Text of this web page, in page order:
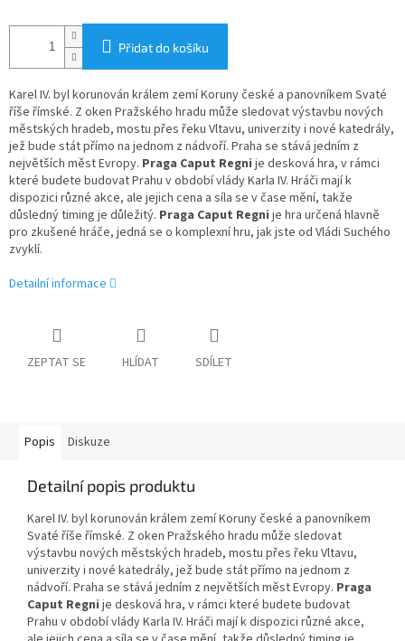
Přidat do košíku
Karel IV. byl korunován králem zemí Koruny české a panovníkem Svaté
říše římské. Z oken Pražského hradu může sledovat výstavbu nových
městských hradeb, mostu přes řeku Vltavu, univerzity i nové katedrály,
jež bude stát přímo na jednom z nádvoří. Praha se stává jedním z
největších měst Evropy. Praga Caput Regni je desková hra, v rámci
které budete budovat Prahu v období vlády Karla IV. Hráči mají k
dispozici různé akce, ale jejich cena a síla se v čase mění, takže
důsledný timing je důležitý. Praga Caput Regni je hra určená hlavně
pro zkušené hráče, jedná se o komplexní hru, jak jste od Vládi Suchého
zvyklí.
Detailní informace
ZEPTAT SE HLÍDAT SDÍLET
Popis Diskuze
Detailní popis produktu
Karel IV. byl korunován králem zemí Koruny české a panovníkem
Svaté říše římské. Z oken Pražského hradu může sledovat
výstavbu nových městských hradeb, mostu přes řeku Vltavu,
univerzity i nové katedrály, jež bude stát přímo na jednom z
nádvoří. Praha se stává jedním z největších měst Evropy. Praga
Caput Regni je desková hra, v rámci které budete budovat
Prahu v období vlády Karla IV. Hráči mají k dispozici různé akce,